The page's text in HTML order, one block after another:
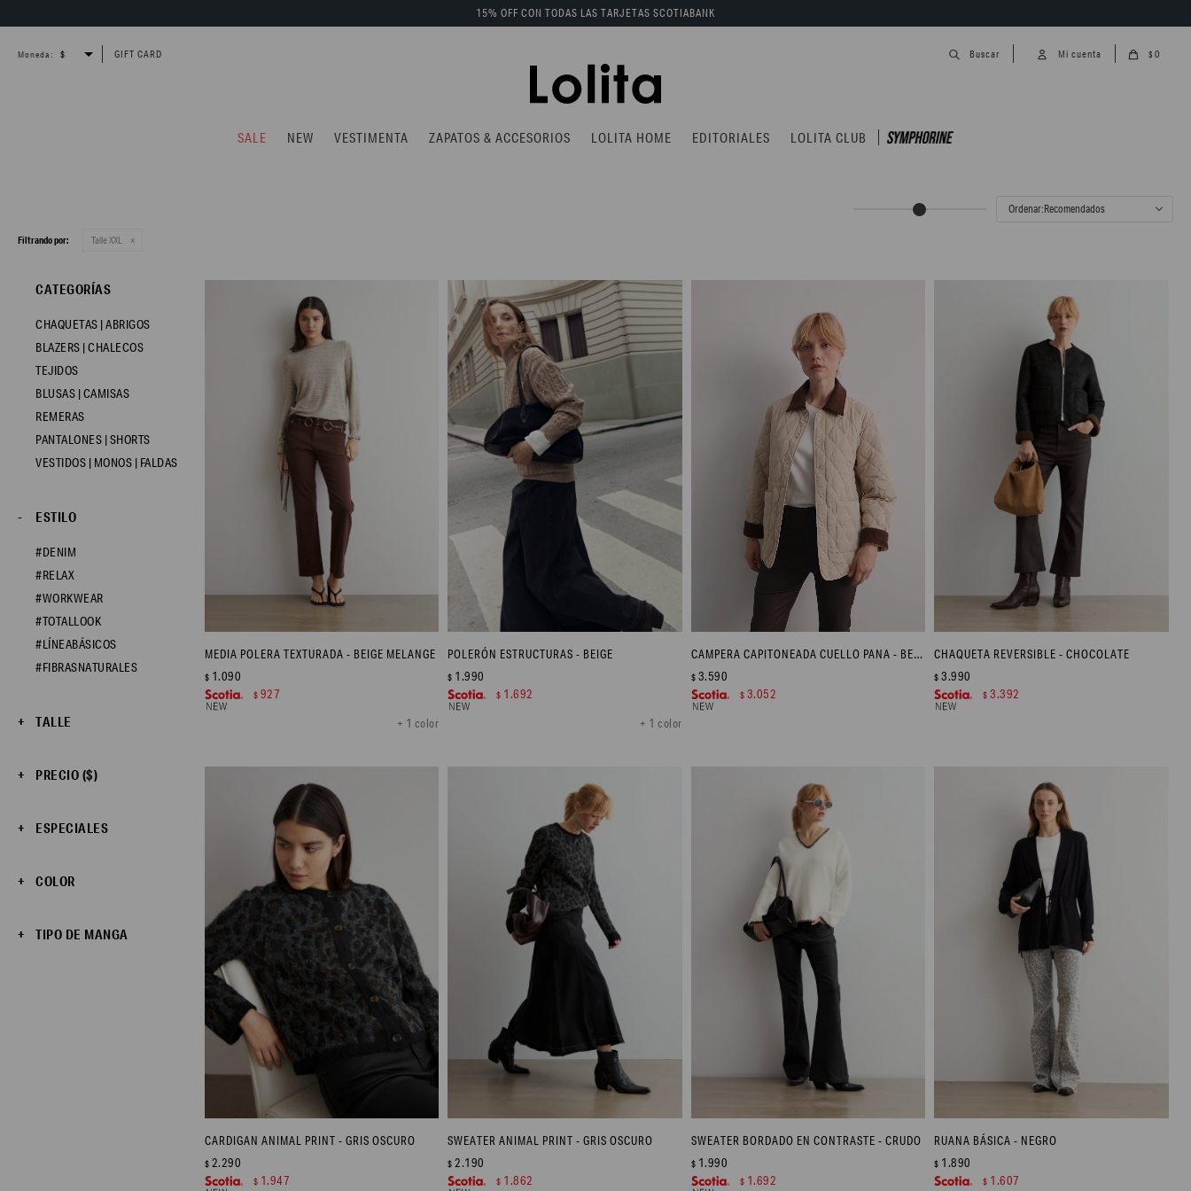
SALE NEW VESTIMENTA ZAPATOS & ACCESORIOS LOLITA HOME EDITORIALES LOLITA CLUB
$ 0
15% OFF CON TODAS LAS TARJETAS SCOTIABANK
Moneda: GIFT CARD
Recomendados
Filtrando por: Talle XXL
MEDIA POLERA TEXTURADA - BEIGE MELANGE
+ 1 color
$ 1.090
$ 927
POLERÓN ESTRUCTURAS - BEIGE
+ 1 color
$ 1.990
$ 1.692
CAMPERA CAPITONEADA CUELLO PANA - BEIGE CLARO
$ 3.590
$ 3.052
CHAQUETA REVERSIBLE - CHOCOLATE
$ 3.990
$ 3.392
CARDIGAN ANIMAL PRINT - GRIS OSCURO
$ 2.290
$ 1.947
SWEATER ANIMAL PRINT - GRIS OSCURO
$ 2.190
$ 1.862
SWEATER BORDADO EN CONTRASTE - CRUDO
$ 1.990
$ 1.692
RUANA BÁSICA - NEGRO
$ 1.890
$ 1.607
CATEGORÍAS
CHAQUETAS | ABRIGOS
BLAZERS | CHALECOS
TEJIDOS
BLUSAS | CAMISAS
REMERAS
PANTALONES | SHORTS
VESTIDOS | MONOS | FALDAS
TALLE
PRECIO ($)
ESPECIALES
ESTILO
#DENIM
#RELAX
#WORKWEAR
#TOTALLOOK
#LÍNEABÁSICOS
#FIBRASNATURALES
COLOR
TIPO DE MANGA